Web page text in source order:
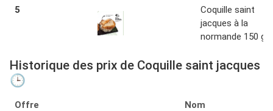
5
Coquille saint
jacques à la
normande 150 g
Historique des prix de Coquille saint jacques
🕒
Offre Nom